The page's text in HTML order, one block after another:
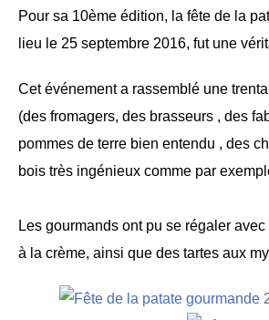
Pour sa 10ème édition, la fête de la
lieu le 25 septembre 2016, fut une
Cet événement a rassemblé une
(des fromagers, des brasseurs , des
pommes de terre bien entendu , des
bois très ingénieux comme par
Les gourmands ont pu se régaler
à la crème, ainsi que des tartes aux